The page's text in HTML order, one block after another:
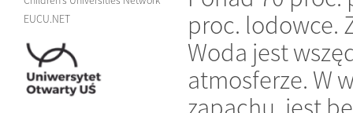
EUCU.NET
proc. lodowce.
Woda jest
atmosferze. W